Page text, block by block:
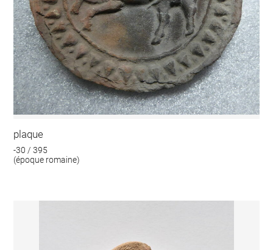
plaque
-30 / 395
(époque romaine)